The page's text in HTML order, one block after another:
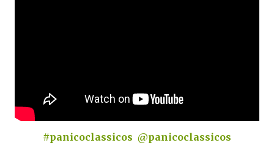
#panicoclassicos @panicoclassicos